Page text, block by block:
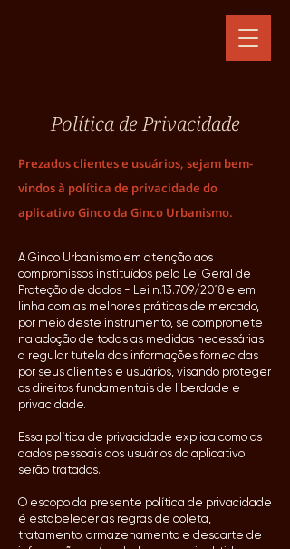
Política de Privacidade
Prezados clientes e usuários, sejam bem-
vindos à política de privacidade do
aplicativo Ginco da Ginco Urbanismo.
A Ginco Urbanismo em atenção aos
compromissos instituídos pela Lei Geral de
Proteção de dados - Lei n.13.709/2018 e em
linha com as melhores práticas de mercado,
por meio deste instrumento, se compromete
na adoção de todas as medidas necessárias
a regular tutela das informações fornecidas
por seus clientes e usuários, visando proteger
os direitos fundamentais de liberdade e
privacidade.
Essa política de privacidade explica como os
dados pessoais dos usuários do aplicativo
serão tratados.
O escopo da presente política de privacidade
é estabelecer as regras de coleta,
tratamento, armazenamento e descarte de